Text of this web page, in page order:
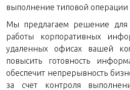
выполнение типовой операции
Мы предлагаем решение для
работы корпоративных
удаленных офисах вашей
повысить готовность
обеспечит непрерывность
за счет контроля